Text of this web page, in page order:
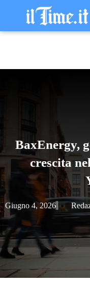
contenuto
BaxEnergy,
crescita
Giugno 4, 2026